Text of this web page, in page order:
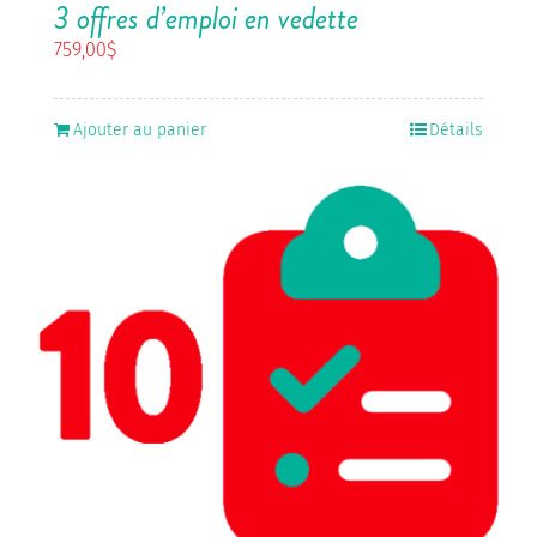
3 offres d’emploi en vedette
759,00$
Ajouter au panier Détails